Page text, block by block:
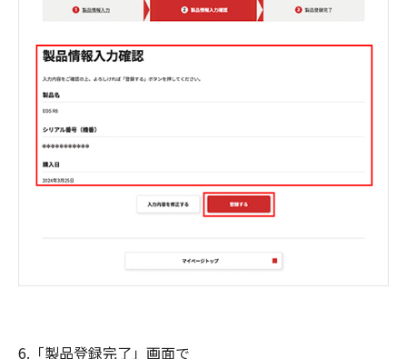
6.「製品登録完了」画面で